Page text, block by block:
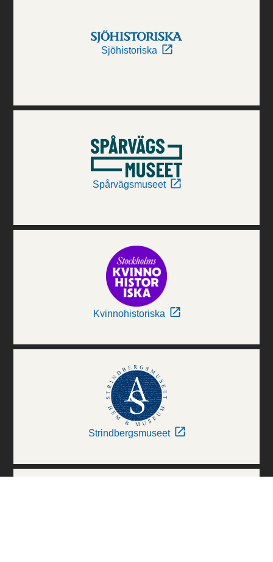
Sjöhistoriska
Spårvägsmuseet
Kvinnohistoriska
Strindbergsmuseet